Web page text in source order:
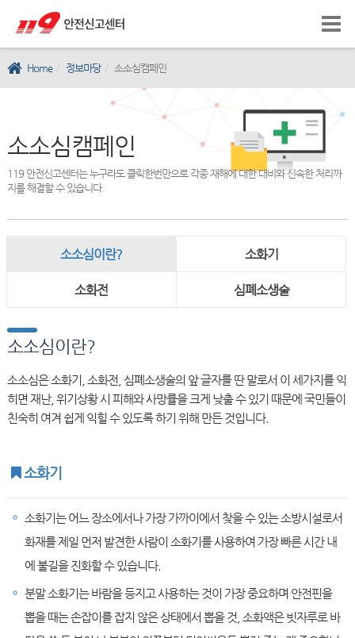
Home 정보마당 소소심캠페인
소소심캠페인
119 안전신고센터는 누구라도 클릭한번만으로 각종 재해에 대한 대비와 신속한 처리까
지를 해결할 수 있습니다.
소소심이란? 소화기
소화전 심폐소생술
소소심이란?
소소심은 소화기, 소화전, 심폐소생술의 앞 글자를 딴 말로서 이 세가지를 익
히면 재난, 위기상황 시 피해와 사망률을 크게 낮출 수 있기 때문에 국민들이
친숙히 여겨 쉽게 익힐 수 있도록 하기 위해 만든 것입니다.
소화기
소화기는 어느 장소에서나 가장 가까이에서 찾을 수 있는 소방시설로서
화재를 제일 먼저 발견한 사람이 소화기를 사용하여 가장 빠른 시간 내
에 불길을 진화할 수 있습니다.
분말 소화기는 바람을 등지고 사용하는 것이 가장 중요하며 안전핀을
뽑을 때는 손잡이를 잡지 않은 상태에서 뽑을 것, 소화액은 빗자루로 바